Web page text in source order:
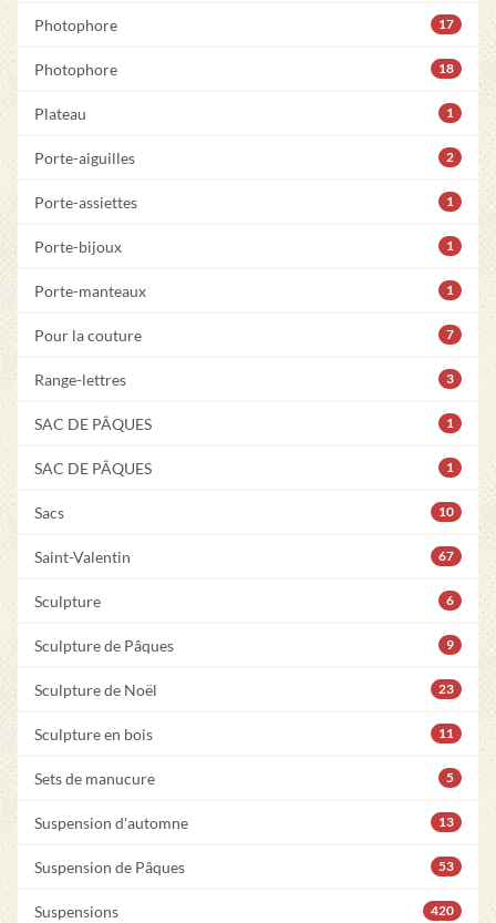
Photophore 17
Photophore 18
Plateau 1
Porte-aiguilles 2
Porte-assiettes 1
Porte-bijoux 1
Porte-manteaux 1
Pour la couture 7
Range-lettres 3
SAC DE PÂQUES 1
SAC DE PÂQUES 1
Sacs 10
Saint-Valentin 67
Sculpture 6
Sculpture de Pâques 9
Sculpture de Noël 23
Sculpture en bois 11
Sets de manucure 5
Suspension d'automne 13
Suspension de Pâques 53
Suspensions 420